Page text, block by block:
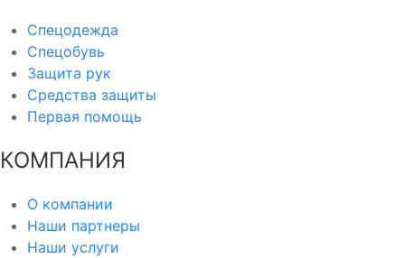
Спецодежда
Спецобувь
Защита рук
Средства защиты
Первая помощь
КОМПАНИЯ
О компании
Наши партнеры
Наши услуги